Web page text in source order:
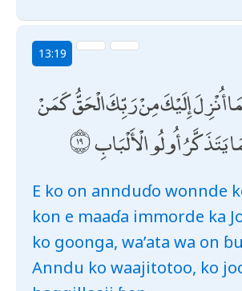
13:19
أُنْزِلَ إِلَيْكَ مِنْ رَبِّكَ الْحَقُّ كَمَنْ
يَتَذَكَّرُ أُولُو الْأَلْبَابِ
E ko on annduɗo wonnde
kon e maaɗa immorde ka
ko goonga, wa’ata wa on
Anndu ko waajitotoo, ko